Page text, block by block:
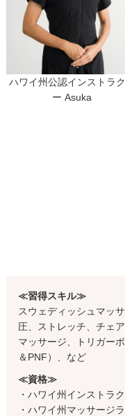
ハワイ州公認インストラ
ー Asuka
≪習得スキル≫
スウェディッシュマッ
圧、ストレッチ、チェ
マッサージ、トリガー
＆PNF）、など
≪資格≫
・ハワイ州インストラ
・ハワイ州マッサージ